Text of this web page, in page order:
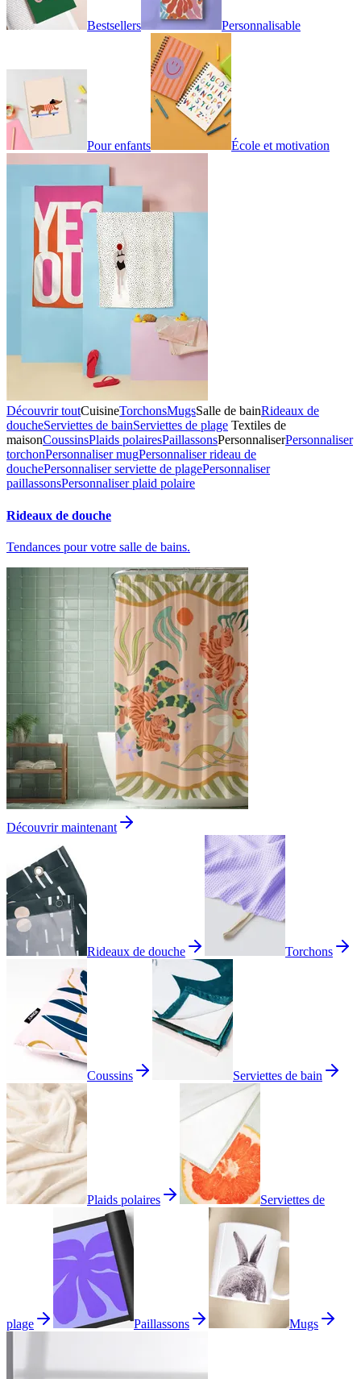
Bestsellers Personnalisable
Pour enfants École et motivation
Découvrir toutCuisineTorchonsMugsSalle de bainRideaux de
doucheServiettes de bainServiettes de plage Textiles de
maisonCoussinsPlaids polairesPaillassonsPersonnaliserPersonnaliser
torchonPersonnaliser mugPersonnaliser rideau de
douchePersonnaliser serviette de plagePersonnaliser
paillassonsPersonnaliser plaid polaire
Rideaux de douche
Tendances pour votre salle de bains.
Découvrir maintenant
Rideaux de douche Torchons
Coussins Serviettes de bain
Plaids polaires Serviettes de
plage Paillassons Mugs